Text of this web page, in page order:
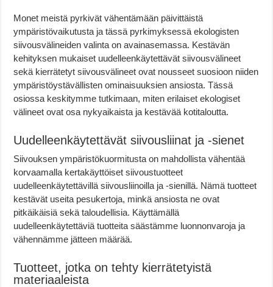
Monet meistä pyrkivät vähentämään päivittäistä
ympäristövaikutusta ja tässä pyrkimyksessä ekologisten
siivousvälineiden valinta on avainasemassa. Kestävän
kehityksen mukaiset uudelleenkäytettävät siivousvälineet
sekä kierrätetyt siivousvälineet ovat nousseet suosioon niiden
ympäristöystävällisten ominaisuuksien ansiosta. Tässä
osiossa keskitymme tutkimaan, miten erilaiset ekologiset
välineet ovat osa nykyaikaista ja kestävää kotitaloutta.
Uudelleenkäytettävät siivousliinat ja -sienet
Siivouksen ympäristökuormitusta on mahdollista vähentää
korvaamalla kertakäyttöiset siivoustuotteet
uudelleenkäytettävillä siivousliinoilla ja -sienillä. Nämä tuotteet
kestävät useita pesukertoja, minkä ansiosta ne ovat
pitkäikäisiä sekä taloudellisia. Käyttämällä
uudelleenkäytettäviä tuotteita säästämme luonnonvaroja ja
vähennämme jätteen määrää.
Tuotteet, jotka on tehty kierrätetyistä
materiaaleista